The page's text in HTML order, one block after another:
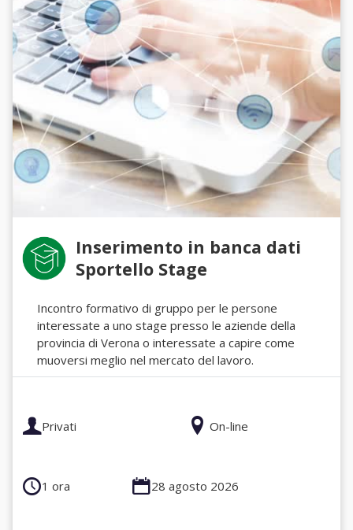
Inserimento in banca dati
Sportello Stage
Incontro formativo di gruppo per le persone
interessate a uno stage presso le aziende della
provincia di Verona o interessate a capire come
muoversi meglio nel mercato del lavoro.
Privati On-line
1 ora 28 agosto 2026